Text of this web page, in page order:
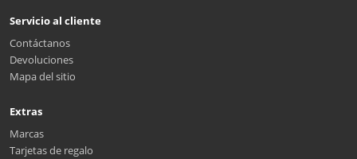
Servicio al cliente
Contáctanos
Devoluciones
Mapa del sitio
Extras
Marcas
Tarjetas de regalo